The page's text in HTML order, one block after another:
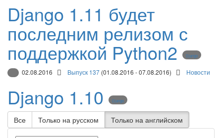
Django 1.11 будет
последним релизом с
поддержкой Python2 Django
02.08.2016 Выпуск 137 (01.08.2016 - 07.08.2016) Новости
Django 1.10 Django
Все Только на русском Только на английском